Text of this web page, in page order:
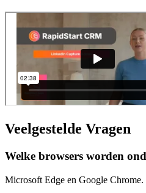
Veelgestelde Vragen
Welke browsers worden
Microsoft Edge en Google Chrome.